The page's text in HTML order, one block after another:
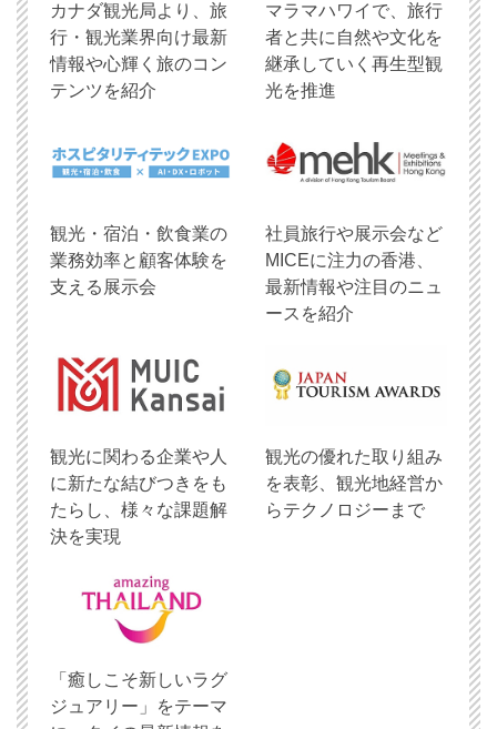
​カナダ観光局より、旅
行・観光業界向け最新
情報や心輝く旅のコン
テンツを紹介
マラマハワイで、旅行
者と共に自然や文化を
継承していく再生型観
光を推進
観光・宿泊・飲食業の
業務効率と顧客体験を
支える展示会
社員旅行や展示会など
MICEに注力の香港、
最新情報や注目のニュ
ースを紹介
観光に関わる企業や人
に新たな結びつきをも
たらし、様々な課題解
決を実現
観光の優れた取り組み
を表彰、観光地経営か
らテクノロジーまで
「癒しこそ新しいラグ
ジュアリー」をテーマ